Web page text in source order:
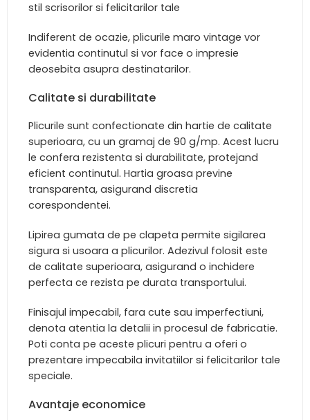
stil scrisorilor si felicitarilor tale
Indiferent de ocazie, plicurile maro vintage vor
evidentia continutul si vor face o impresie
deosebita asupra destinatarilor.
Calitate si durabilitate
Plicurile sunt confectionate din hartie de calitate
superioara, cu un gramaj de 90 g/mp. Acest lucru
le confera rezistenta si durabilitate, protejand
eficient continutul. Hartia groasa previne
transparenta, asigurand discretia
corespondentei.
Lipirea gumata de pe clapeta permite sigilarea
sigura si usoara a plicurilor. Adezivul folosit este
de calitate superioara, asigurand o inchidere
perfecta ce rezista pe durata transportului.
Finisajul impecabil, fara cute sau imperfectiuni,
denota atentia la detalii in procesul de fabricatie.
Poti conta pe aceste plicuri pentru a oferi o
prezentare impecabila invitatiilor si felicitarilor tale
speciale.
Avantaje economice